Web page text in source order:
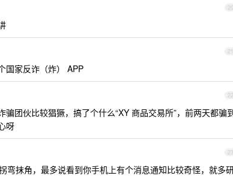
20
21
国家反诈（炸） APP
22
团伙比较猖獗，搞了个什么“XY 商品交易所”，前两天都骗
呀
23
弯抹角，最多说看到你手机上有个消息通知比较奇怪，就多